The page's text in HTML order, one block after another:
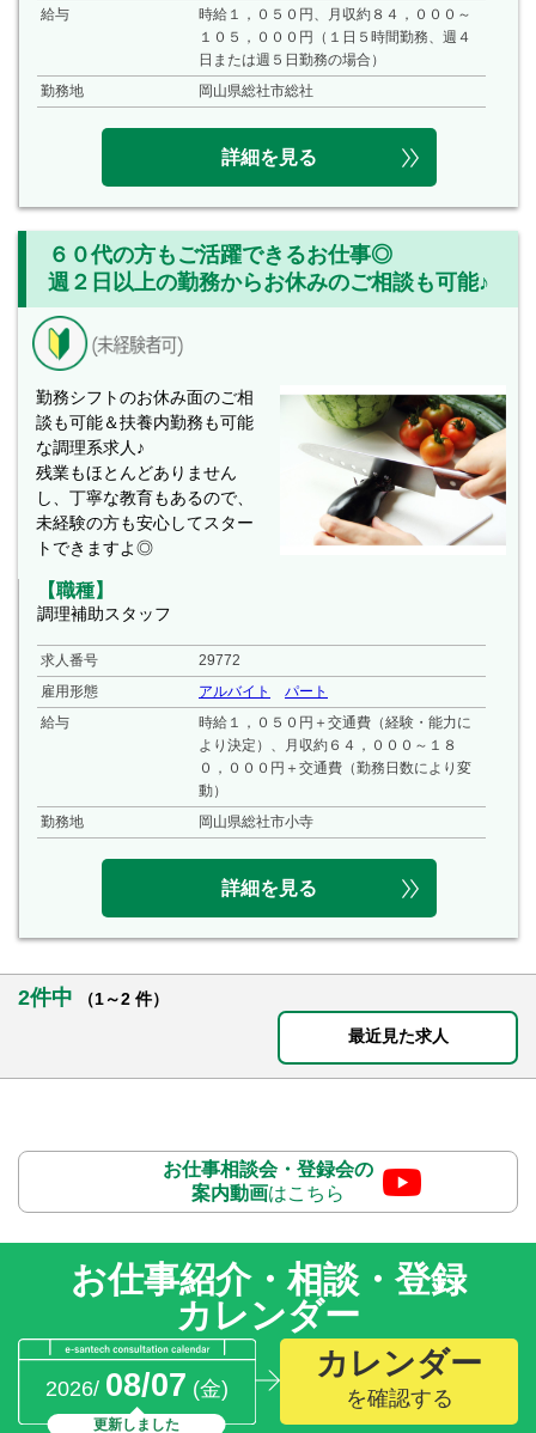
給与
時給１，０５０円、月収約８４，０００～
１０５，０００円（１日５時間勤務、週４
日または週５日勤務の場合）
勤務地
岡山県総社市総社
詳細を見る
６０代の方もご活躍できるお仕事◎
週２日以上の勤務からお休みのご相談も可能♪
勤務シフトのお休み面のご相
談も可能＆扶養内勤務も可能
な調理系求人♪
残業もほとんどありません
し、丁寧な教育もあるので、
未経験の方も安心してスター
トできますよ◎
【職種】
調理補助スタッフ
求人番号
29772
雇用形態
アルバイト
パート
給与
時給１，０５０円＋交通費（経験・能力に
より決定）、月収約６４，０００～１８
０，０００円＋交通費（勤務日数により変
動）
勤務地
岡山県総社市小寺
詳細を見る
2件中
（1～2 件）
最近見た求人
お仕事相談会・登録会の
案内動画はこちら
お仕事紹介・相談・登録
カレンダー
2026/ 08/07 (金)
更新しました
カレンダー
を確認する